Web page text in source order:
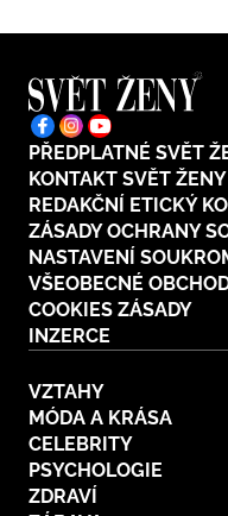
PŘEDPLATNÉ SVĚT
KONTAKT SVĚT ŽENY
REDAKČNÍ ETICKÝ
ZÁSADY OCHRANY
NASTAVENÍ
VŠEOBECNÉ
COOKIES ZÁSADY
INZERCE
VZTAHY
MÓDA A KRÁSA
CELEBRITY
PSYCHOLOGIE
ZDRAVÍ